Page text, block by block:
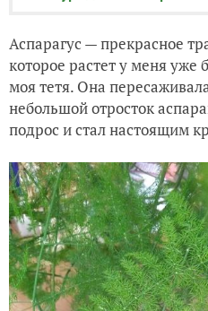
Аспарагус — прекрасное
которое растет у меня уже
моя тетя. Она
небольшой отросток
подрос и стал настоящим